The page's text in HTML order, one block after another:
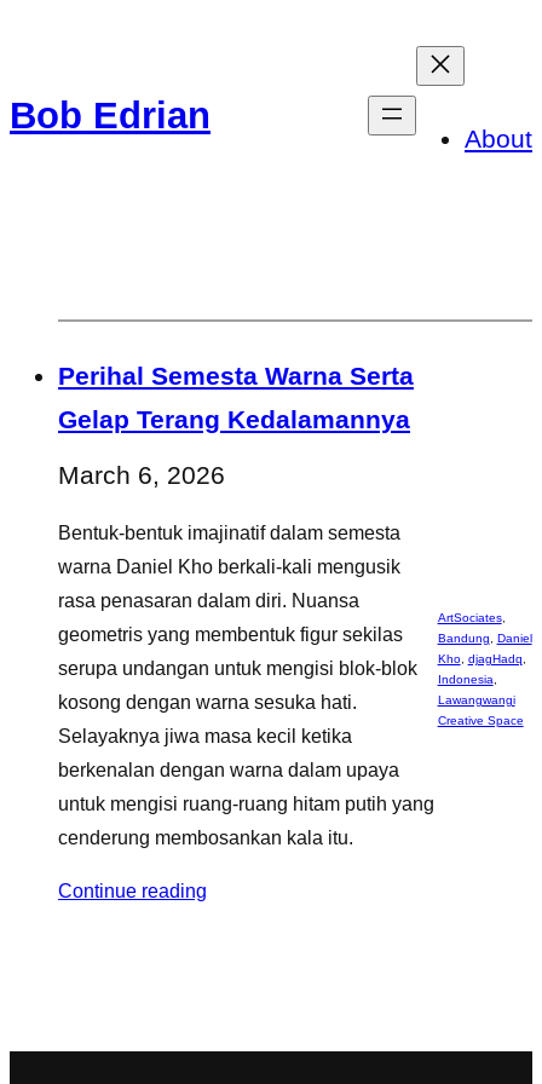
content
Bob Edrian
About
Perihal Semesta Warna Serta
Gelap Terang Kedalamannya
March 6, 2026
Bentuk-bentuk imajinatif dalam semesta
warna Daniel Kho berkali-kali mengusik
rasa penasaran dalam diri. Nuansa
geometris yang membentuk figur sekilas
serupa undangan untuk mengisi blok-blok
kosong dengan warna sesuka hati.
Selayaknya jiwa masa kecil ketika
berkenalan dengan warna dalam upaya
untuk mengisi ruang-ruang hitam putih yang
cenderung membosankan kala itu.
Continue reading
ArtSociates,
Bandung
Daniel
Kho, djagHadq
Indonesia
Lawangwangi
Creative Space